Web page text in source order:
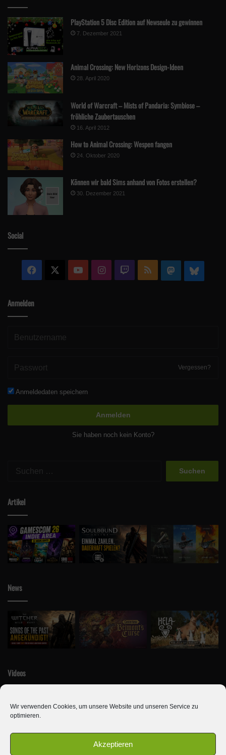
Wir verwenden Cookies, um unsere Website und unseren Service zu
optimieren.
Akzeptieren
PlayStation 5 Disc Edition auf Newseule zu gewinnen
7. Dezember 2021
Animal Crossing: New Horizons Design-Ideen
28. April 2020
World of Warcraft – Mists of Pandaria: Symbiose –
fröhliche Zaubertauschen
16. April 2012
How to Animal Crossing: Wespen fangen
24. Oktober 2020
Können wir bald Sims anhand von Fotos erstellen?
30. Dezember 2021
Social
Facebook YouTubeInstagram
Twitch RSS Mastodon
Anmelden
Vergessen?
Anmeldedaten speichern
Anmelden
Sie haben noch kein Konto?
Artikel
News
Videos